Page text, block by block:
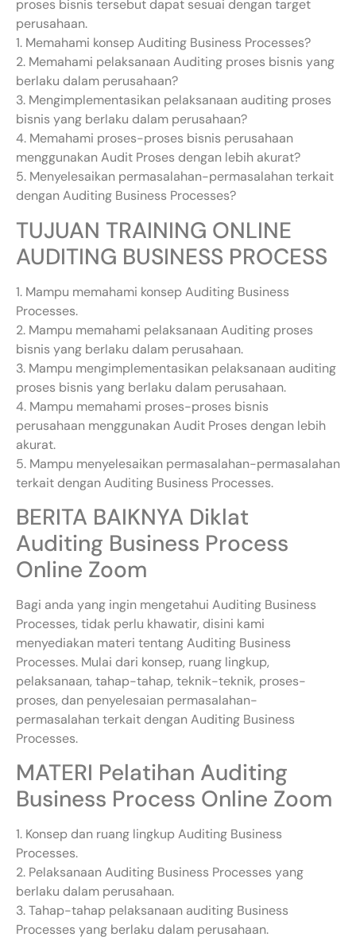
proses bisnis tersebut dapat sesuai dengan target
perusahaan.
1. Memahami konsep Auditing Business Processes?
2. Memahami pelaksanaan Auditing proses bisnis yang
berlaku dalam perusahaan?
3. Mengimplementasikan pelaksanaan auditing proses
bisnis yang berlaku dalam perusahaan?
4. Memahami proses-proses bisnis perusahaan
menggunakan Audit Proses dengan lebih akurat?
5. Menyelesaikan permasalahan-permasalahan terkait
dengan Auditing Business Processes?
TUJUAN TRAINING ONLINE
AUDITING BUSINESS PROCESS
1. Mampu memahami konsep Auditing Business
Processes.
2. Mampu memahami pelaksanaan Auditing proses
bisnis yang berlaku dalam perusahaan.
3. Mampu mengimplementasikan pelaksanaan auditing
proses bisnis yang berlaku dalam perusahaan.
4. Mampu memahami proses-proses bisnis
perusahaan menggunakan Audit Proses dengan lebih
akurat.
5. Mampu menyelesaikan permasalahan-permasalahan
terkait dengan Auditing Business Processes.
BERITA BAIKNYA Diklat
Auditing Business Process
Online Zoom
Bagi anda yang ingin mengetahui Auditing Business
Processes, tidak perlu khawatir, disini kami
menyediakan materi tentang Auditing Business
Processes. Mulai dari konsep, ruang lingkup,
pelaksanaan, tahap-tahap, teknik-teknik, proses-
proses, dan penyelesaian permasalahan-
permasalahan terkait dengan Auditing Business
Processes.
MATERI Pelatihan Auditing
Business Process Online Zoom
1. Konsep dan ruang lingkup Auditing Business
Processes.
2. Pelaksanaan Auditing Business Processes yang
berlaku dalam perusahaan.
3. Tahap-tahap pelaksanaan auditing Business
Processes yang berlaku dalam perusahaan.